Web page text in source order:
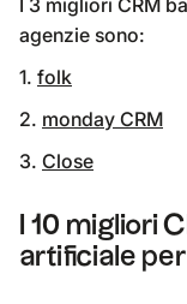
agenzie sono:
1. folk
2. monday CRM
3. Close
I 10 migliori
artificiale